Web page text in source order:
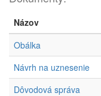
Názov
Obálka
Návrh na uznesenie
Dôvodová správa